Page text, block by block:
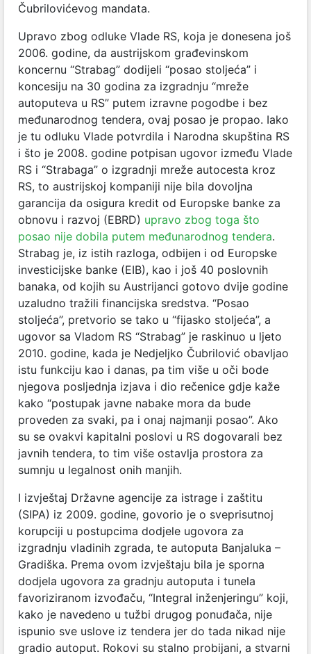
Čubrilovićevog mandata.
Upravo zbog odluke Vlade RS, koja je donesena još
2006. godine, da austrijskom građevinskom
koncernu “Strabag” dodijeli “posao stoljeća” i
koncesiju na 30 godina za izgradnju “mreže
autoputeva u RS” putem izravne pogodbe i bez
međunarodnog tendera, ovaj posao je propao. Iako
je tu odluku Vlade potvrdila i Narodna skupština RS
i što je 2008. godine potpisan ugovor između Vlade
RS i “Strabaga” o izgradnji mreže autocesta kroz
RS, to austrijskoj kompaniji nije bila dovoljna
garancija da osigura kredit od Europske banke za
obnovu i razvoj (EBRD) upravo zbog toga što
posao nije dobila putem međunarodnog tendera.
Strabag je, iz istih razloga, odbijen i od Europske
investicijske banke (EIB), kao i još 40 poslovnih
banaka, od kojih su Austrijanci gotovo dvije godine
uzaludno tražili financijska sredstva. “Posao
stoljeća”, pretvorio se tako u “fijasko stoljeća”, a
ugovor sa Vladom RS “Strabag” je raskinuo u ljeto
2010. godine, kada je Nedjeljko Čubrilović obavljao
istu funkciju kao i danas, pa tim više u oči bode
njegova posljednja izjava i dio rečenice gdje kaže
kako “postupak javne nabake mora da bude
proveden za svaki, pa i onaj najmanji posao”. Ako
su se ovakvi kapitalni poslovi u RS dogovarali bez
javnih tendera, to tim više ostavlja prostora za
sumnju u legalnost onih manjih.
I izvještaj Državne agencije za istrage i zaštitu
(SIPA) iz 2009. godine, govorio je o sveprisutnoj
korupciji u postupcima dodjele ugovora za
izgradnju vladinih zgrada, te autoputa Banjaluka –
Gradiška. Prema ovom izvještaju bila je sporna
dodjela ugovora za gradnju autoputa i tunela
favoriziranom izvođaču, “Integral inženjeringu” koji,
kako je navedeno u tužbi drugog ponuđača, nije
ispunio sve uslove iz tendera jer do tada nikad nije
gradio autoput. Rokovi su stalno probijani, a stvarni